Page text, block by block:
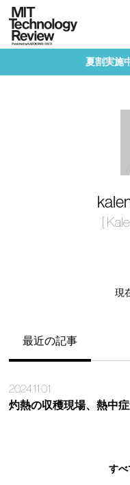
夏割実施
[
現
最近の記事
2024.11.01
灼熱の収穫現場、熱中
す